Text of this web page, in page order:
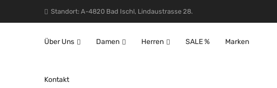
Standort: A-4820 Bad Ischl, Lindaustrasse 28.
Über Uns Damen Herren SALE % Marken
Kontakt